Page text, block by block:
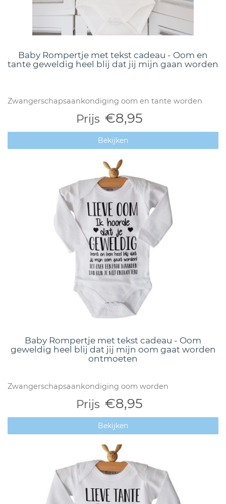
Baby Rompertje met tekst cadeau - Oom en
tante geweldig heel blij dat jij mijn gaan worden
Zwangerschapsaankondiging oom en tante worden
Prijs €8,95
Bekijken
Baby Rompertje met tekst cadeau - Oom
geweldig heel blij dat jij mijn oom gaat worden
ontmoeten
Zwangerschapsaankondiging oom worden
Prijs €8,95
Bekijken